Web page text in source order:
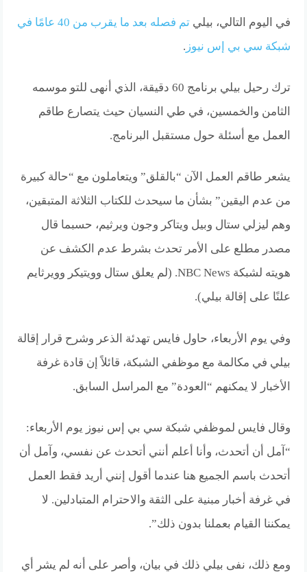
في اليوم التالي، بيلي
تم فصله بعد ما يقرب من 40 عامًا في
شبكة سي بي إس نيوز .
ترك رحيل بيلي برنامج 60 دقيقة، الذي أنهى للتو موسمه
الثامن والخمسين، في طي النسيان حيث يتصارع طاقم
العمل مع أسئلة حول مستقبل البرنامج.
يشعر طاقم العمل الآن “بالقلق” ويتعاملون مع “حالة كبيرة
من عدم اليقين” بشأن ما سيحدث للكتاب الثلاثة المتبقين،
وهم ليزلي ستال وبيل ويتاكر وجون ويرثيم، حسبما قال
مصدر مطلع على الأمر تحدث بشرط عدم الكشف عن
هويته لشبكة NBC News. (لم يعلق ستال وويتيكر وويرثايم
علنًا على إقالة بيلي).
وفي يوم الأربعاء، حاول فايس تهدئة الذعر وشرح قرار إقالة
بيلي في مكالمة مع موظفي الشبكة، قائلاً إن قادة غرفة
الأخبار لا يمكنهم “العودة” مع المراسل السابق.
وقال فايس لموظفي شبكة سي بي إس نيوز يوم الأربعاء:
“آمل أن أتحدث، وأنا أعلم أنني أتحدث عن نفسي، وآمل أن
أتحدث باسم الجميع هنا عندما أقول إنني أريد فقط العمل
في غرفة أخبار مبنية على الثقة والاحترام المتبادلين. لا
يمكننا القيام بعملنا بدون ذلك”.
ومع ذلك، نفى بيلي ذلك في بيان، وأصر على أنه لم يشر أي